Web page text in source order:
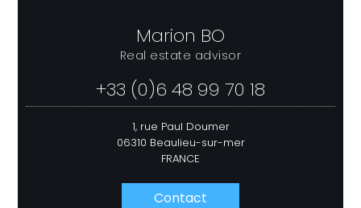
Marion BO
Real estate advisor
+33 (0)6 48 99 70 18
1, rue Paul Doumer
06310 Beaulieu-sur-mer
FRANCE
Contact